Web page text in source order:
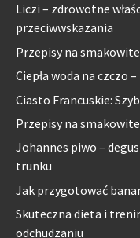
Liczi – zdrowotne
przeciwwskazania
Przepisy na
Ciepła woda na czczo
Ciasto Francuskie:
Przepisy na
Johannes piwo –
trunku
Jak przygotować
Skuteczna dieta i
odchudzaniu